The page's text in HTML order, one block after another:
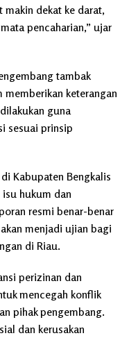
makin dekat ke darat,
pencaharian,” ujar
tambak
keterangan
guna
sesuai prinsip
Kabupaten Bengkalis
hukum dan
resmi benar-benar
menjadi ujian bagi
di Riau.
perizinan dan
mencegah konflik
pihak pengembang.
dan kerusakan